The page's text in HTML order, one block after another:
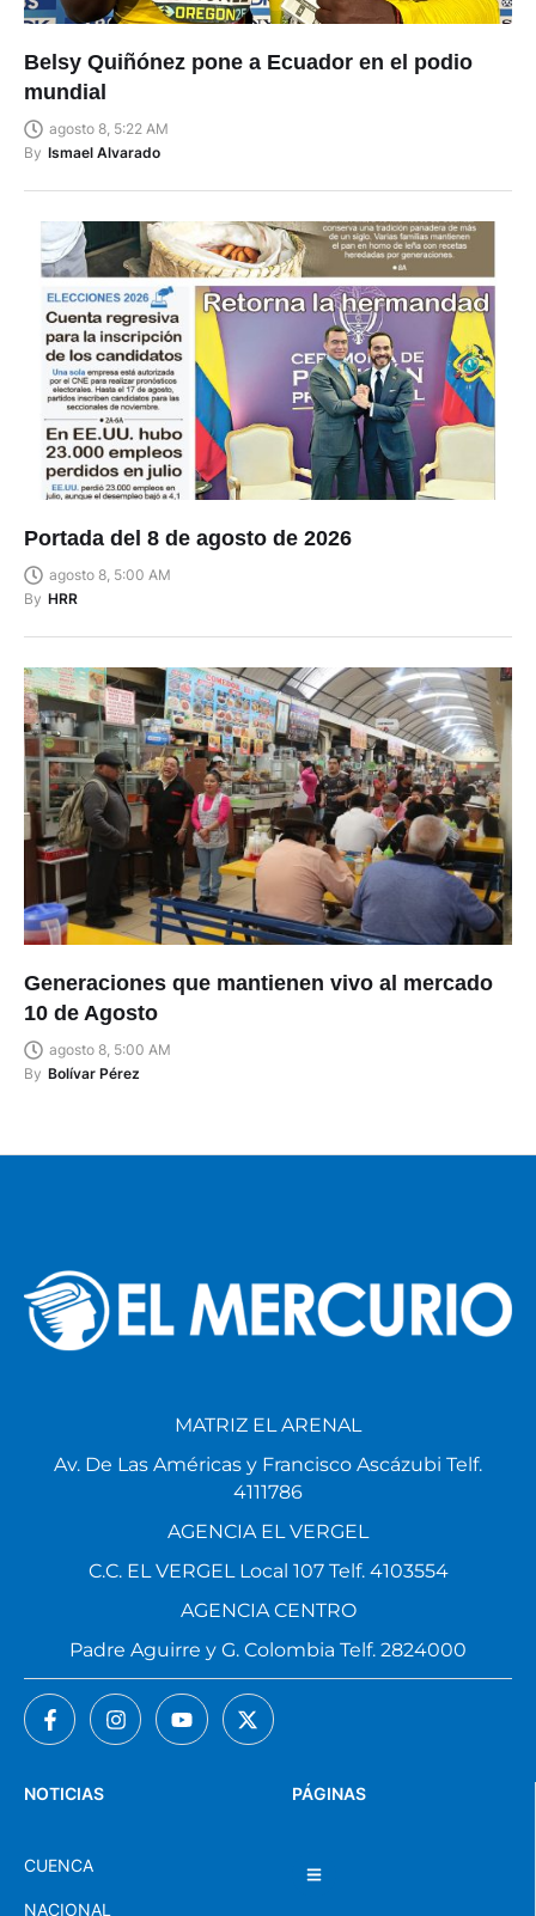
Belsy Quiñónez pone a Ecuador en el podio
mundial
agosto 8, 5:22 AM
By Ismael Alvarado
Portada del 8 de agosto de 2026
agosto 8, 5:00 AM
By HRR
Generaciones que mantienen vivo al mercado
10 de Agosto
agosto 8, 5:00 AM
By Bolívar Pérez
PÁGINAS
NOTICIAS
CUENCA
NACIONAL
MATRIZ EL ARENAL
Av. De Las Américas y Francisco Ascázubi Telf.
4111786
AGENCIA EL VERGEL
C.C. EL VERGEL Local 107 Telf. 4103554
AGENCIA CENTRO
Padre Aguirre y G. Colombia Telf. 2824000